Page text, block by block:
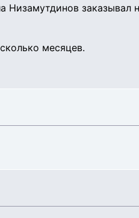
заказывал
месяцев.